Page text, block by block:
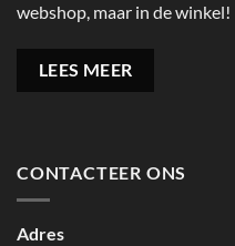
webshop, maar in de winkel!
LEES MEER
CONTACTEER ONS
Adres